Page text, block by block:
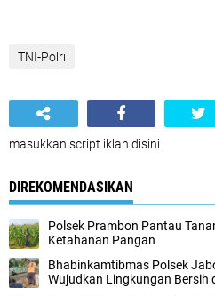
TNI-Polri
masukkan script iklan disini
DIREKOMENDASIKAN
Polsek Prambon Pantau
Ketahanan Pangan
Bhabinkamtibmas Polsek
Wujudkan Lingkungan Bersih